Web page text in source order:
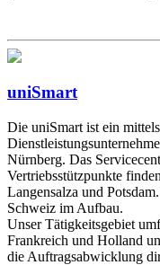
uniSmart
Die uniSmart ist ein
Nürnberg. Das
Vertriebsstützpunkte
Langensalza und
Schweiz im Aufbau.
Unser Tätigkeitsgebiet
Frankreich und Holland
die Auftragsabwicklung